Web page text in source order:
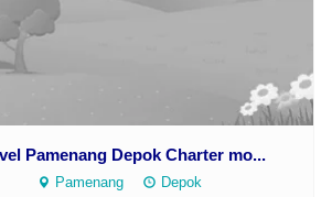
Pamenang Depok Charter mo...
Pamenang Depok